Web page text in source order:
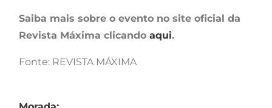
Saiba mais sobre o evento no site oficial da
Revista Máxima clicando aqui.
Fonte: REVISTA MÁXIMA